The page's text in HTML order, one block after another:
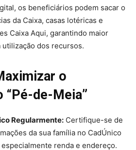
os beneficiários podem sacar o
da Caixa, casas lotéricas e
Caixa Aqui, garantindo maior
dos recursos.
o
“Pé-de-Meia”
Regularmente: Certifique-se de
da sua família no CadÚnico
renda e endereço.